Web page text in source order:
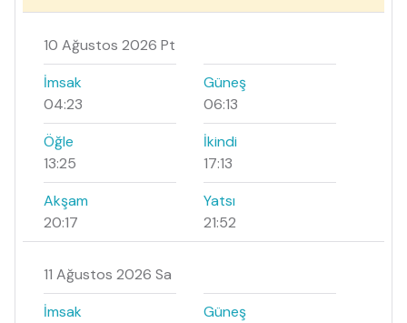
10 Ağustos 2026 Pt
İmsak
04:23
Güneş
06:13
Öğle
13:25
İkindi
17:13
Akşam
20:17
Yatsı
21:52
11 Ağustos 2026 Sa
İmsak
Güneş